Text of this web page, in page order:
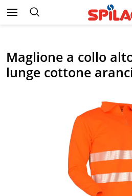
Maglione a collo
lunge cottone